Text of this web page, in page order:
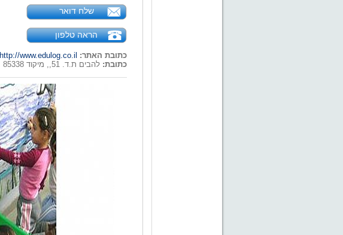
שלח דואר
הראה טלפון
כתובת האתר: http://www.edulog.co.il
כתובת: להבים ת.ד. 51,, מיקוד 85338